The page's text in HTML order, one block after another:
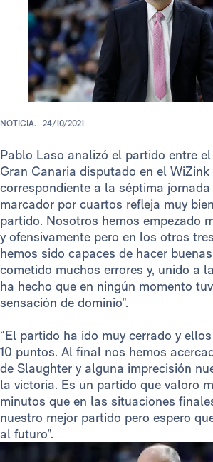
NOTICIA. 24/10/2021
Pablo Laso analizó el partido entre
Gran Canaria disputado en el WiZink
correspondiente a la séptima jornada
marcador por cuartos refleja muy
partido. Nosotros hemos empezado
y ofensivamente pero en los otros
hemos sido capaces de hacer
cometido muchos errores y, unido a
ha hecho que en ningún momento
sensación de dominio”.
“El partido ha ido muy cerrado y
10 puntos. Al final nos hemos
de Slaughter y alguna imprecisión
la victoria. Es un partido que valoro
minutos que en las situaciones
nuestro mejor partido pero espero
al futuro”.